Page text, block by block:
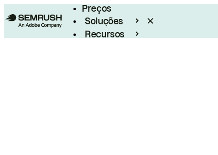
Preços
Soluções
Recursos